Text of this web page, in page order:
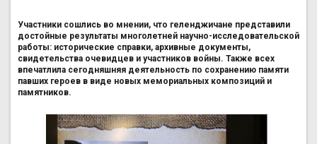
Участники сошлись во мнении, что геленджичане представили
достойные результаты многолетней научно-исследовательской
работы: исторические справки, архивные документы,
свидетельства очевидцев и участников войны. Также всех
впечатлила сегодняшняя деятельность по сохранению памяти
павших героев в виде новых мемориальных композиций и
памятников.